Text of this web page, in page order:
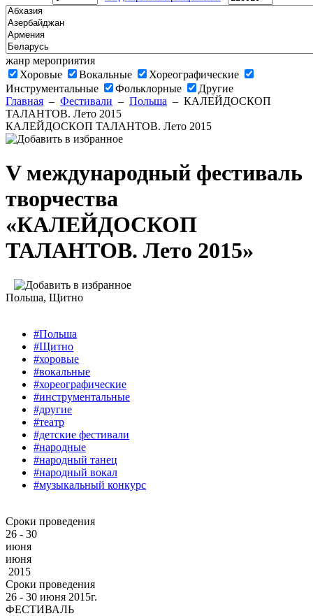
жанр мероприятия
Хоровые
Вокальные
Хореографические
Инструментальные
Фольклорные
Другие
Главная – Фестивали – Польша – КАЛЕЙДОСКОП
ТАЛАНТОВ. Лето 2015
КАЛЕЙДОСКОП ТАЛАНТОВ. Лето 2015
V международный фестиваль
творчества
«КАЛЕЙДОСКОП
ТАЛАНТОВ. Лето 2015»
Польша, Щитно
#Польша
#Щитно
#хоровые
#вокальные
#хореографические
#инструментальные
#другие
#театр
#детские фестивали
#народные
#народный танец
#народный вокал
#музыкальный конкурс
Сроки проведения
26 - 30
июня
июня
2015
Сроки проведения
26 ‐ 30 июня 2015г.
ФЕСТИВАЛЬ